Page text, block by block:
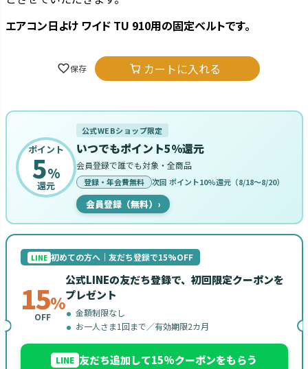
エアコン日よけ ワイド TU 910用の固定ベルトです。
カートに入れる
ポイント
5%
還元
公式WEBショップ限定
いつでもポイント5%還元
会員登録で誰でも対象・全商品
登録・年会費無料 次回 ポイント10%還元（8/18〜8/20）
会員登録（無料） ›
LINE 初めての方へ｜友だち登録で15%OFF
15%
OFF
公式LINEの友だち登録で、初回限定クーポンを
プレゼント
金額制限なし
お一人さま1回まで／有効期限2カ月
LINE 友だち追加して15%クーポンをもらう